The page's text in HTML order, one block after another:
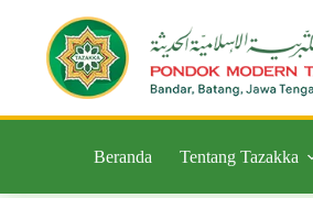
Beranda Tentang Tazakka